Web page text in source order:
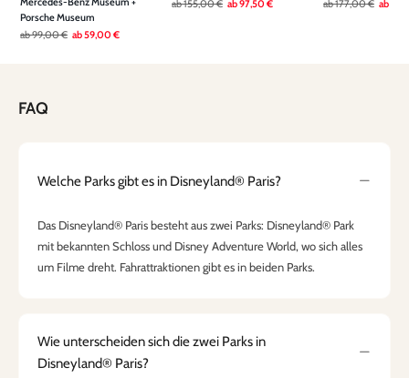
Porsche Museum
ab99,00 € ab59,00 €
ab155,00 € ab97,50 € ab177,00 € ab
FAQ
Welche Parks gibt es in Disneyland® Paris?
Das Disneyland® Paris besteht aus zwei Parks: Disneyland® Park
mit bekannten Schloss und Disney Adventure World, wo sich alles
um Filme dreht. Fahrattraktionen gibt es in beiden Parks.
Wie unterscheiden sich die zwei Parks in
Disneyland® Paris?